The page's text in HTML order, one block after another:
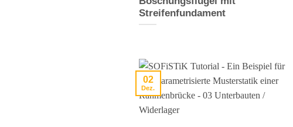
Streifenfundament
02
Dez.